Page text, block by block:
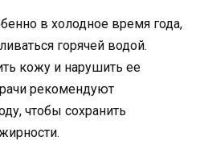
в холодное время года,
горячей водой.
кожу и нарушить ее
рекомендуют
чтобы сохранить